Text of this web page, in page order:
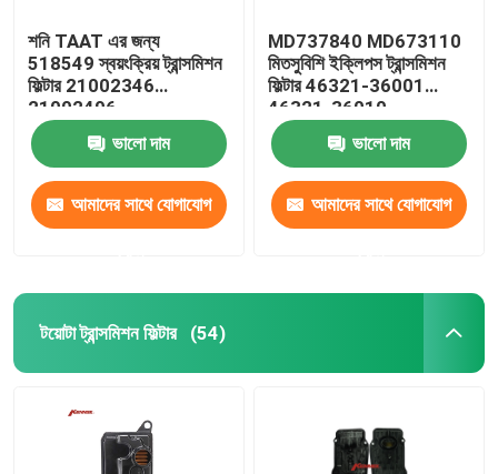
শনি TAAT এর জন্য
518549 স্বয়ংক্রিয় ট্রান্সমিশন
ফিল্টার 21002346
21002496
ভালো দাম
আমাদের সাথে যোগাযোগ
MD737840 MD673110
মিতসুবিশি ইক্লিপস ট্রান্সমিশন
ফিল্টার 46321-36001
46321-36010
ভালো দাম
আমাদের সাথে যোগাযোগ
টয়োটা ট্রান্সমিশন ফিল্টার (54)